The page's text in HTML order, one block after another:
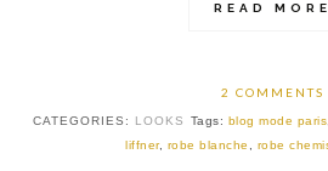
READ MORE
2 COMMENTS
CATEGORIES: LOOKS Tags: blog mode paris
liffner, robe blanche , robe